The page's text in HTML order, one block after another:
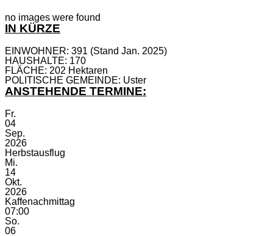
no images were found
IN KÜRZE
EINWOHNER: 391 (Stand Jan. 2025)
HAUSHALTE: 170
FLÄCHE: 202 Hektaren
POLITISCHE GEMEINDE: Uster
ANSTEHENDE TERMINE:
Fr.
04
Sep.
2026
Herbstausflug
Mi.
14
Okt.
2026
Kaffenachmittag
07:00
So.
06